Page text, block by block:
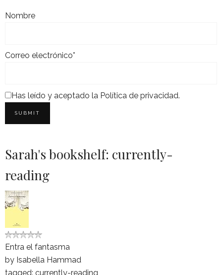
Nombre
Correo electrónico*
Has leído y aceptado la Política de privacidad.
Sarah's bookshelf: currently-
reading
Entra el fantasma
by Isabella Hammad
tagged: currently-reading